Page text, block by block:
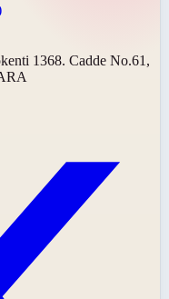
1368. Cadde No.61,